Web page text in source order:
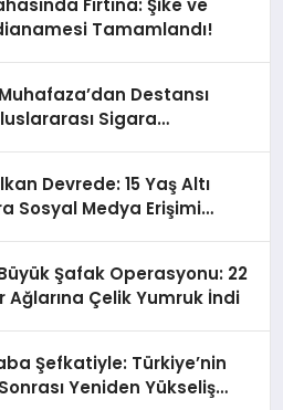
Fırtına: Şike ve
Tamamlandı!
Destansı
Sigara
Devrede: 15 Yaş Altı
Sosyal Medya Erişimi
Büyük Şafak Operasyonu: 22
Ağlarına Çelik Yumruk İndi
Şefkatiyle: Türkiye’nin
Yeniden Yükseliş